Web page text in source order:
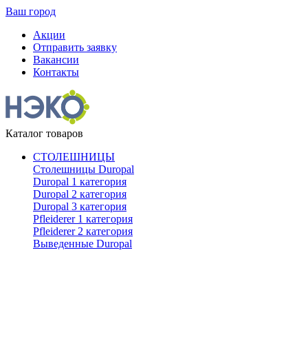
Ваш город
Акции
Отправить заявку
Вакансии
Контакты
Каталог товаров
СТОЛЕШНИЦЫ
Столешницы Duropal
Duropal 1 категория
Duropal 2 категория
Duropal 3 категория
Pfleiderer 1 категория
Pfleiderer 2 категория
Выведенные Duropal